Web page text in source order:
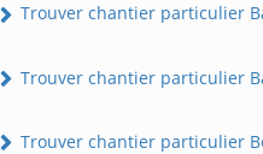
Trouver chantier particulier
Trouver chantier particulier
Trouver chantier particulier